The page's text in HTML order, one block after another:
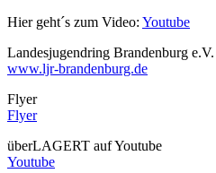
Hier geht´s zum Video: Youtube
Landesjugendring Brandenburg e.V.
www.ljr-brandenburg.de
Flyer
Flyer
überLAGERT auf Youtube
Youtube